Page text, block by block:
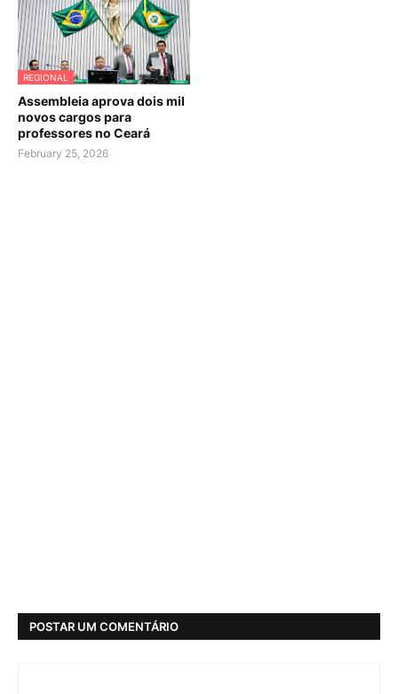
REGIONAL
Assembleia aprova dois mil
novos cargos para
professores no Ceará
February 25, 2026
POSTAR UM COMENTÁRIO